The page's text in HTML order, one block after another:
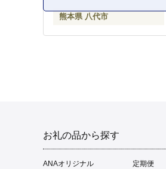
熊本県 八代市
お礼の品から探す
ANAオリジナル 定期便